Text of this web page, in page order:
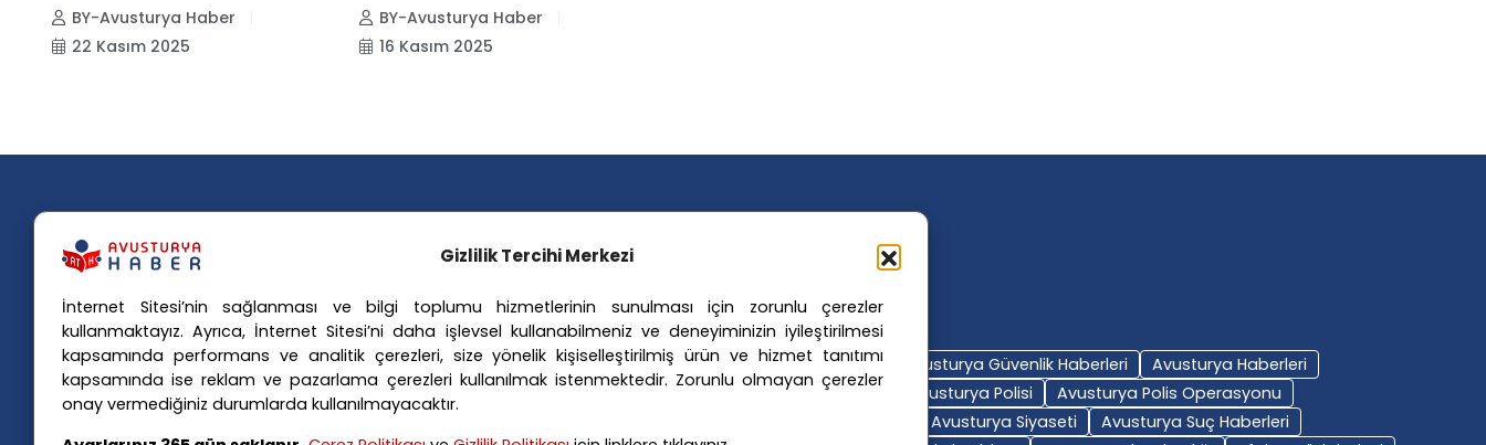
Gizlilik Tercihi Merkezi
İnternet Sitesi’nin sağlanması ve bilgi toplumu hizmetlerinin sunulması için zorunlu çerezler
kullanmaktayız. Ayrıca, İnternet Sitesi’ni daha işlevsel kullanabilmeniz ve deneyiminizin iyileştirilmesi
kapsamında performans ve analitik çerezleri, size yönelik kişiselleştirilmiş ürün ve hizmet tanıtımı
kapsamında ise reklam ve pazarlama çerezleri kullanılmak istenmektedir. Zorunlu olmayan çerezler
onay vermediğiniz durumlarda kullanılmayacaktır.
BY-Avusturya Haber
22 Kasım 2025
BY-Avusturya Haber
16 Kasım 2025
Avusturya basınındaki haberleri
anında Türkçe'ye çevirerek,
Avusturya'da yaşayan Türklerin ülke
Popüler Etiketler
Avusturya Adalet Sistemi Avusturya Eğitim Sistemi Avusturya Güvenlik Haberleri
Avusturya Haberleri
Avusturya Içişleri Bakanlığı Avusturya Polisi
Avusturya Polis Operasyonu
Avusturya Siyaseti
Avusturya Suç Haberleri